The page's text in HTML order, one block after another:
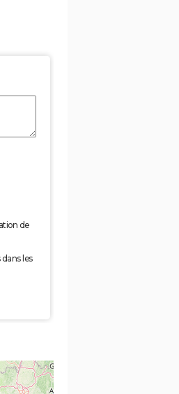
de
les